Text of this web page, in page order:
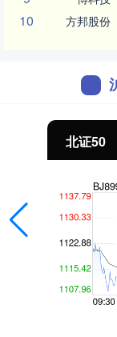
10 方邦股份
北证50